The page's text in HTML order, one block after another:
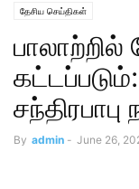
தேசிய செய்திகள்
சந்திரபாபு
By admin - June 26,